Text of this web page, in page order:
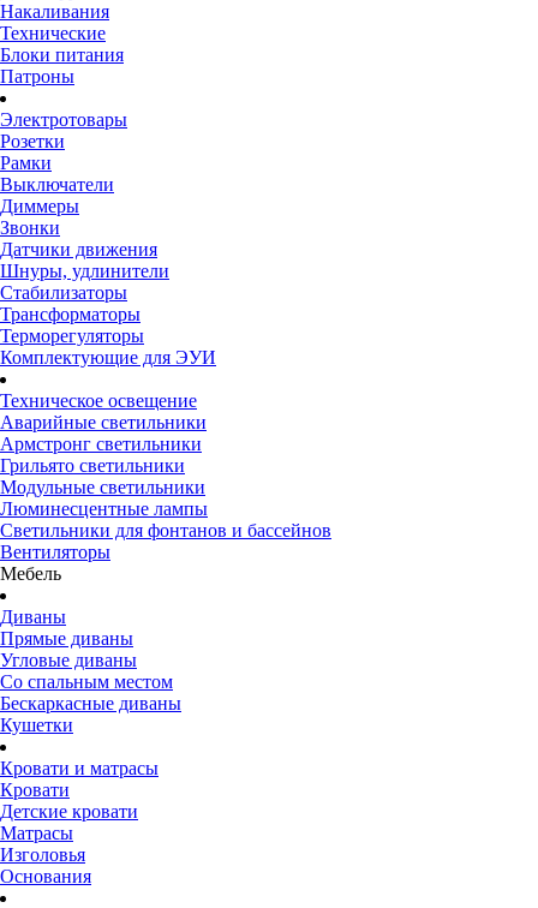
Накаливания
Технические
Блоки питания
Патроны
Электротовары
Розетки
Рамки
Выключатели
Диммеры
Звонки
Датчики движения
Шнуры, удлинители
Стабилизаторы
Трансформаторы
Терморегуляторы
Комплектующие для ЭУИ
Техническое освещение
Аварийные светильники
Армстронг светильники
Грильято светильники
Модульные светильники
Люминесцентные лампы
Светильники для фонтанов и бассейнов
Вентиляторы
Мебель
Диваны
Прямые диваны
Угловые диваны
Со спальным местом
Бескаркасные диваны
Кушетки
Кровати и матрасы
Кровати
Детские кровати
Матрасы
Изголовья
Основания